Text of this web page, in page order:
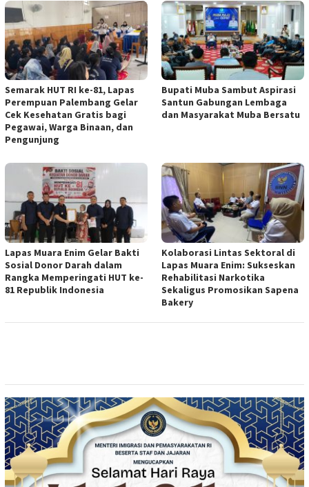
Semarak HUT RI ke-81, Lapas
Perempuan Palembang Gelar
Cek Kesehatan Gratis bagi
Pegawai, Warga Binaan, dan
Pengunjung
Bupati Muba Sambut Aspirasi
Santun Gabungan Lembaga
dan Masyarakat Muba Bersatu
Lapas Muara Enim Gelar Bakti
Sosial Donor Darah dalam
Rangka Memperingati HUT ke-
81 Republik Indonesia
Kolaborasi Lintas Sektoral di
Lapas Muara Enim: Sukseskan
Rehabilitasi Narkotika
Sekaligus Promosikan Sapena
Bakery